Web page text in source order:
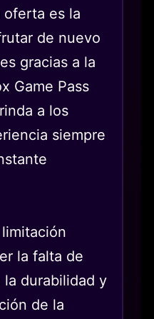
oferta es la
de nuevo
gracias a la
Game Pass
a los
siempre
la falta de
durabilidad y
de la